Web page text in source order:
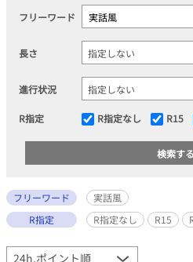
フリーワード
長さ
進行状況
R指定 R指定なし R15
フリーワード
実話風
R指定
R指定なし R15